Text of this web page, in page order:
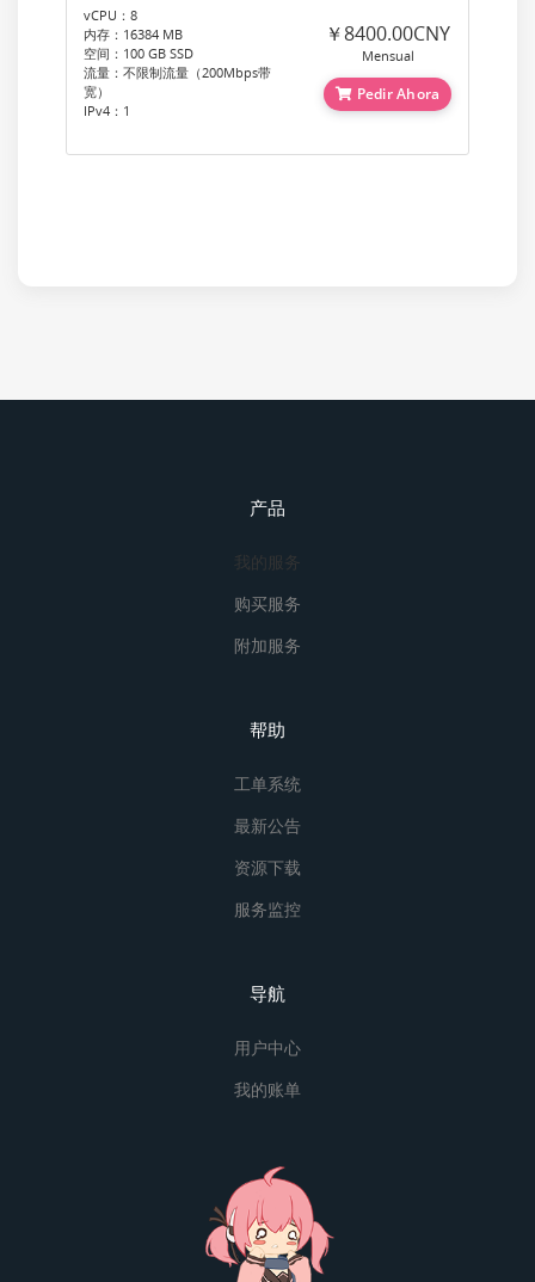
vCPU：8
内存：16384 MB
空间：100 GB SSD
流量：不限制流量（200Mbps带
宽）
IPv4：1
￥8400.00CNY
Mensual
Pedir Ahora
产品
我的服务
购买服务
附加服务
帮助
工单系统
最新公告
资源下载
服务监控
导航
用户中心
我的账单